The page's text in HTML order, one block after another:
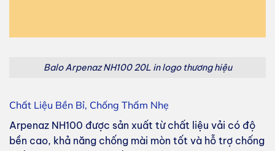
Balo Arpenaz NH100 20L in logo thương hiệu
Chất Liệu Bền Bỉ, Chống Thấm Nhẹ
Arpenaz NH100 được sản xuất từ chất liệu vải có độ
bền cao, khả năng chống mài mòn tốt và hỗ trợ chống